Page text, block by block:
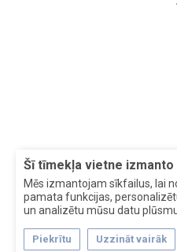
Šī tīmekļa vietne
Mēs izmantojam sīkfailus, lai
pamata funkcijas,
un analizētu mūsu datu
Piekrītu Uzzināt vairāk